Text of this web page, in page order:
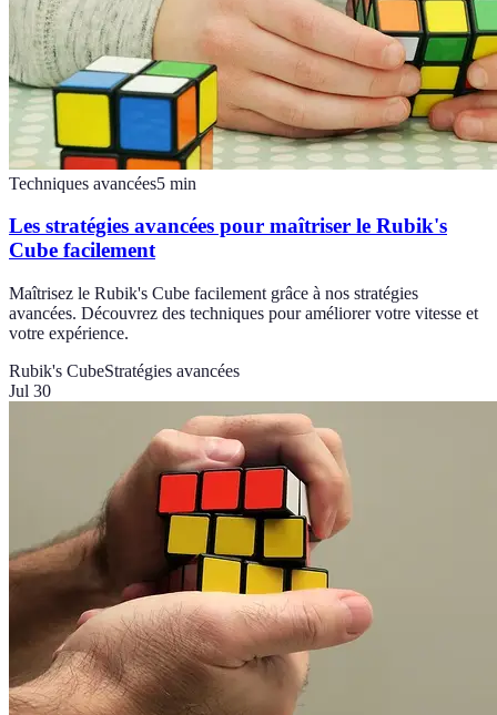
Techniques avancées5 min
Les stratégies avancées pour maîtriser le Rubik's
Cube facilement
Maîtrisez le Rubik's Cube facilement grâce à nos stratégies
avancées. Découvrez des techniques pour améliorer votre vitesse et
votre expérience.
Rubik's CubeStratégies avancées
Jul 30